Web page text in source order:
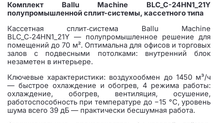
Комплект Ballu Machine BLC_C-24HN1_21Y
полупромышленной сплит-системы, кассетного типа
Кассетная сплит‑система Ballu Machine
BLC_C‑24HN1_21Y — полупромышленное решение для
помещений до 70 м². Оптимальна для офисов и торговых
залов с подвесными потолками: внутренний блок
незаметен в интерьере.
Ключевые характеристики: воздухообмен до 1450 м³/ч
— быстрое охлаждение и обогрев, 4 режима работы:
охлаждение, обогрев, вентиляция, осушение,
работоспособность при температуре до −15 °C, уровень
шума всего 39 дБ — практически бесшумная работа.